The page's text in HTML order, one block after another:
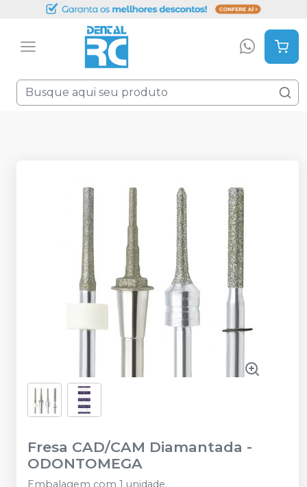
Fresa CAD/CAM Diamantada -
ODONTOMEGA
Embalagem com 1 unidade.